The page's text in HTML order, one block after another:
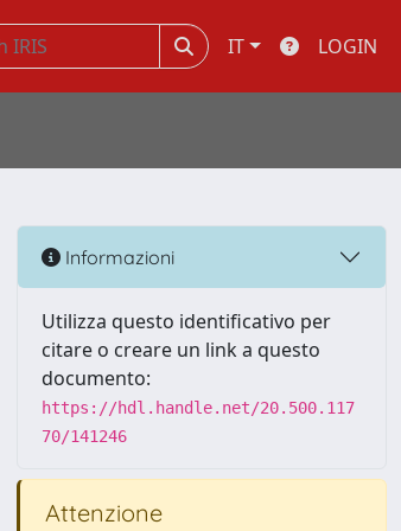
IT LOGIN
Informazioni
Utilizza questo identificativo per
citare o creare un link a questo
documento:
https://hdl.handle.net/20.500.117
70/141246
Attenzione